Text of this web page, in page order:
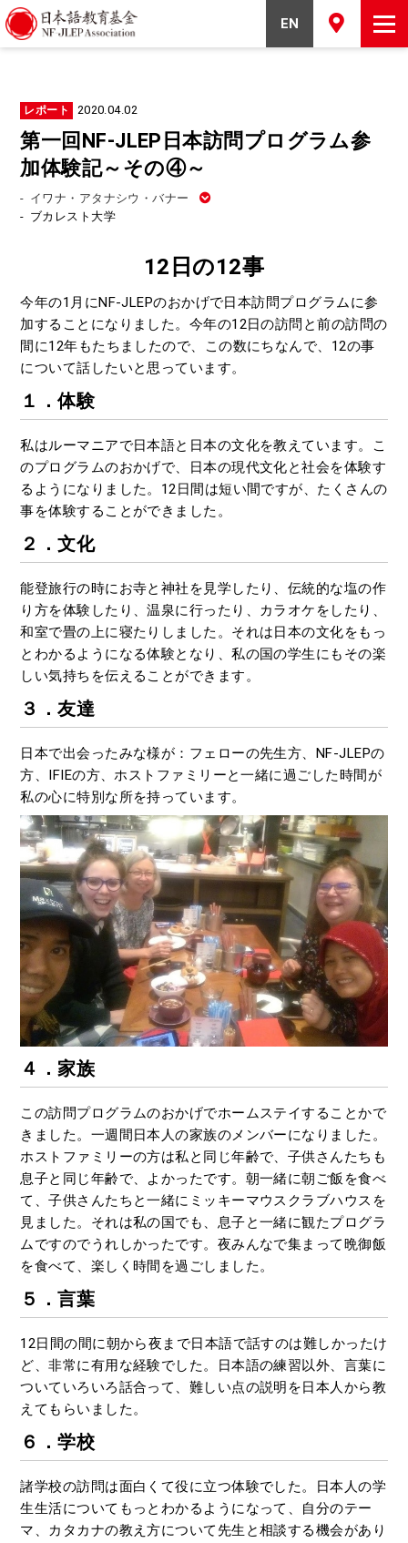
EN
レポート 2020.04.02
第一回NF-JLEP日本訪問プログラム参
加体験記～その④～
- イワナ・アタナシウ・バナー
- ブカレスト大学
12 日の12事
今年の1月にNF-JLEPのおかげで日本訪問プログラムに参
加することになりました。今年の12日の訪問と前の訪問の
間に12年もたちましたので、この数にちなんで、12の事
について話したいと思っています。
１．体験
私はルーマニアで日本語と日本の文化を教えています。こ
のプログラムのおかげで、日本の現代文化と社会を体験す
るようになりました。12日間は短い間ですが、たくさんの
事を体験することができました。
２．文化
能登旅行の時にお寺と神社を見学したり、伝統的な塩の作
り方を体験したり、温泉に行ったり、カラオケをしたり、
和室で畳の上に寝たりしました。それは日本の文化をもっ
とわかるようになる体験となり、私の国の学生にもその楽
しい気持ちを伝えることができます。
３．友達
日本で出会ったみな様が：フェローの先生方、NF-JLEPの
方、IFIEの方、ホストファミリーと一緒に過ごした時間が
私の心に特別な所を持っています。
４．家族
この訪問プログラムのおかげでホームステイすることかで
きました。一週間日本人の家族のメンバーになりました。
ホストファミリーの方は私と同じ年齢で、子供さんたちも
息子と同じ年齢で、よかったです。朝一緒に朝ご飯を食べ
て、子供さんたちと一緒にミッキーマウスクラブハウスを
見ました。それは私の国でも、息子と一緒に観たプログラ
ムですのでうれしかったです。夜みんなで集まって晩御飯
を食べて、楽しく時間を過ごしました。
５．言葉
12日間の間に朝から夜まで日本語で話すのは難しかったけ
ど、非常に有用な経験でした。日本語の練習以外、言葉に
ついていろいろ話合って、難しい点の説明を日本人から教
えてもらいました。
６．学校
諸学校の訪問は面白くて役に立つ体験でした。日本人の学
生生活についてもっとわかるようになって、自分のテー
マ、カタカナの教え方について先生と相談する機会があり